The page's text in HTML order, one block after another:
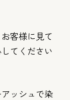
客様に見て
てください
ッシュで染